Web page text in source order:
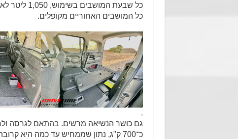
כל המושבים האחוריים מקופלים.
.
גם כושר הנשיאה מרשים. בהתאם לגרסה
כ־700 ק"ג, נתון שממחיש עד כמה היא